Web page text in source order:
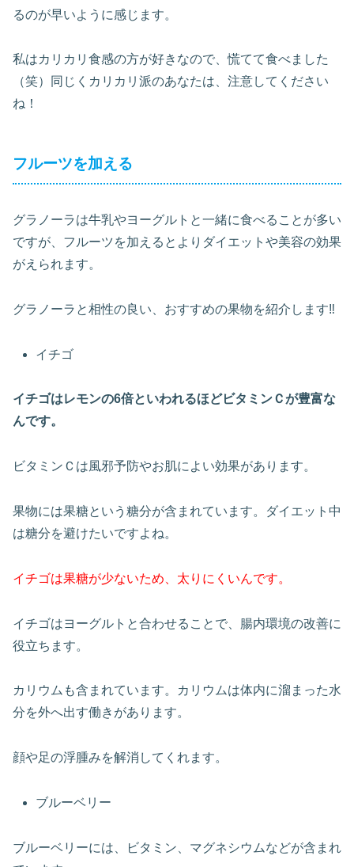
るのが早いように感じます。
私はカリカリ食感の方が好きなので、慌てて食べました
（笑）同じくカリカリ派のあなたは、注意してください
ね！
フルーツを加える
グラノーラは牛乳やヨーグルトと一緒に食べることが多い
ですが、フルーツを加えるとよりダイエットや美容の効果
がえられます。
グラノーラと相性の良い、おすすめの果物を紹介します‼
イチゴ
イチゴはレモンの6倍といわれるほどビタミンＣが豊富な
んです。
ビタミンＣは風邪予防やお肌によい効果があります。
果物には果糖という糖分が含まれています。ダイエット中
は糖分を避けたいですよね。
イチゴは果糖が少ないため、太りにくいんです。
イチゴはヨーグルトと合わせることで、腸内環境の改善に
役立ちます。
カリウムも含まれています。カリウムは体内に溜まった水
分を外へ出す働きがあります。
顔や足の浮腫みを解消してくれます。
ブルーベリー
ブルーベリーには、ビタミン、マグネシウムなどが含まれ